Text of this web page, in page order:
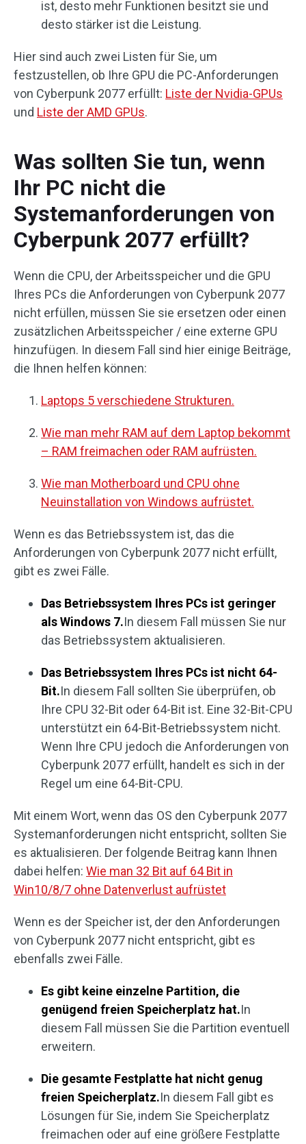
ist, desto mehr Funktionen besitzt sie und
desto stärker ist die Leistung.
Hier sind auch zwei Listen für Sie, um
festzustellen, ob Ihre GPU die PC-Anforderungen
von Cyberpunk 2077 erfüllt: Liste der Nvidia-GPUs
und Liste der AMD GPUs.
Was sollten Sie tun, wenn
Ihr PC nicht die
Systemanforderungen von
Cyberpunk 2077 erfüllt?
Wenn die CPU, der Arbeitsspeicher und die GPU
Ihres PCs die Anforderungen von Cyberpunk 2077
nicht erfüllen, müssen Sie sie ersetzen oder einen
zusätzlichen Arbeitsspeicher / eine externe GPU
hinzufügen. In diesem Fall sind hier einige Beiträge,
die Ihnen helfen können:
Laptops 5 verschiedene Strukturen.
Wie man mehr RAM auf dem Laptop bekommt
– RAM freimachen oder RAM aufrüsten.
Wie man Motherboard und CPU ohne
Neuinstallation von Windows aufrüstet.
Wenn es das Betriebssystem ist, das die
Anforderungen von Cyberpunk 2077 nicht erfüllt,
gibt es zwei Fälle.
Das Betriebssystem Ihres PCs ist geringer
als Windows 7.In diesem Fall müssen Sie nur
das Betriebssystem aktualisieren.
Das Betriebssystem Ihres PCs ist nicht 64-
Bit.In diesem Fall sollten Sie überprüfen, ob
Ihre CPU 32-Bit oder 64-Bit ist. Eine 32-Bit-CPU
unterstützt ein 64-Bit-Betriebssystem nicht.
Wenn Ihre CPU jedoch die Anforderungen von
Cyberpunk 2077 erfüllt, handelt es sich in der
Regel um eine 64-Bit-CPU.
Mit einem Wort, wenn das OS den Cyberpunk 2077
Systemanforderungen nicht entspricht, sollten Sie
es aktualisieren. Der folgende Beitrag kann Ihnen
dabei helfen: Wie man 32 Bit auf 64 Bit in
Win10/8/7 ohne Datenverlust aufrüstet
Wenn es der Speicher ist, der den Anforderungen
von Cyberpunk 2077 nicht entspricht, gibt es
ebenfalls zwei Fälle.
Es gibt keine einzelne Partition, die
genügend freien Speicherplatz hat.In
diesem Fall müssen Sie die Partition eventuell
erweitern.
Die gesamte Festplatte hat nicht genug
freien Speicherplatz.In diesem Fall gibt es
Lösungen für Sie, indem Sie Speicherplatz
freimachen oder auf eine größere Festplatte